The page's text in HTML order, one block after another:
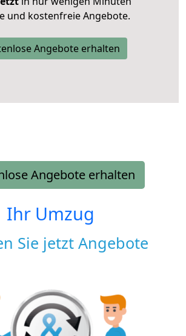
und kostenfreie Angebote.
Angebote erhalten
Angebote erhalten
Ihr Umzug
Sie jetzt Angebote